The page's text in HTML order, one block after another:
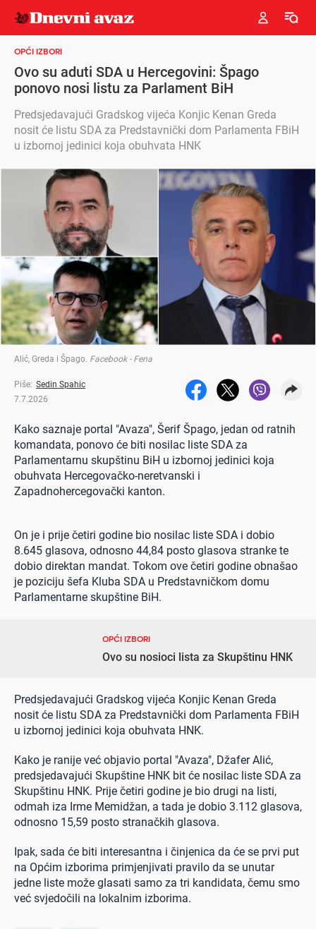
OPĆI IZBORI
Ovo su aduti SDA u Hercegovini: Špago
ponovo nosi listu za Parlament BiH
Predsjedavajući Gradskog vijeća Konjic Kenan Greda
nosit će listu SDA za Predstavnički dom Parlamenta FBiH
u izbornoj jedinici koja obuhvata HNK
Alić, Greda i Špago. Facebook - Fena
Piše: Sedin Spahic
7.7.2026
Kako saznaje portal "Avaza", Šerif Špago, jedan od ratnih
komandata, ponovo će biti nosilac liste SDA za
Parlamentarnu skupštinu BiH u izbornoj jedinici koja
obuhvata Hercegovačko-neretvanski i
Zapadnohercegovački kanton.
On je i prije četiri godine bio nosilac liste SDA i dobio
8.645 glasova, odnosno 44,84 posto glasova stranke te
dobio direktan mandat. Tokom ove četiri godine obnašao
je poziciju šefa Kluba SDA u Predstavničkom domu
Parlamentarne skupštine BiH.
OPĆI IZBORI
Ovo su nosioci lista za Skupštinu HNK
Predsjedavajući Gradskog vijeća Konjic Kenan Greda
nosit će listu SDA za Predstavnički dom Parlamenta FBiH
u izbornoj jedinici koja obuhvata HNK.
Kako je ranije već objavio portal "Avaza", Džafer Alić,
predsjedavajući Skupštine HNK bit će nosilac liste SDA za
Skupštinu HNK. Prije četiri godine je bio drugi na listi,
odmah iza Irme Memidžan, a tada je dobio 3.112 glasova,
odnosno 15,59 posto stranačkih glasova.
Ipak, sada će biti interesantna i činjenica da će se prvi put
na Općim izborima primjenjivati pravilo da se unutar
jedne liste može glasati samo za tri kandidata, čemu smo
već svjedočili na lokalnim izborima.